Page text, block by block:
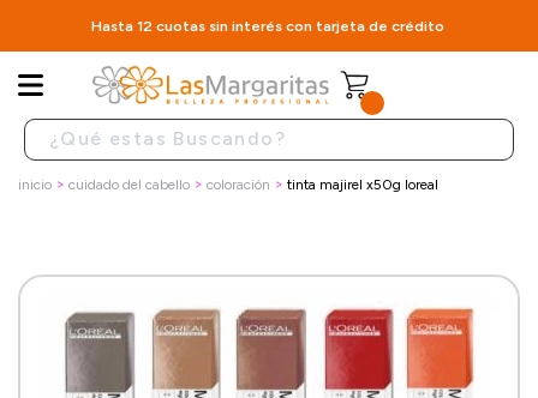
Hasta 12 cuotas sin interés con tarjeta de crédito
inicio cuidado del cabello coloración tinta majirel x50g loreal